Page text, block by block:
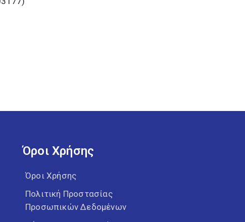
Όροι Χρήσης
Όροι Χρήσης
Πολιτική Προστασίας
Προσωπικών Δεδομένων